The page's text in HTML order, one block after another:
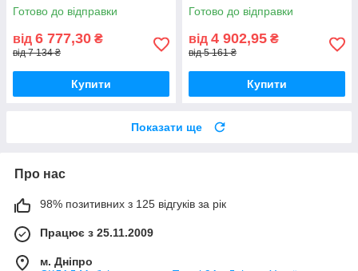
Готово до відправки
від 6 777,30 ₴
від 7 134 ₴
Купити
Готово до відправки
від 4 902,95 ₴
від 5 161 ₴
Купити
Показати ще
Про нас
98% позитивних з 125 відгуків за рік
Працює з 25.11.2009
м. Дніпро